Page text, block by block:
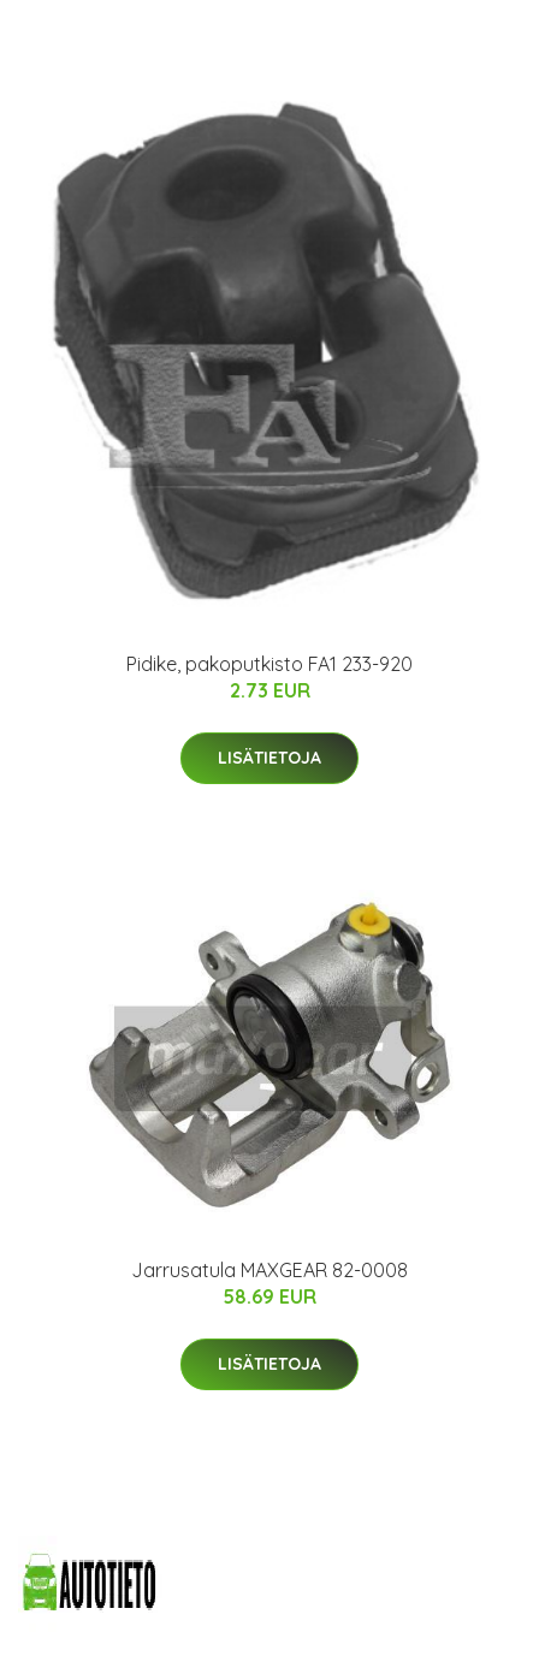
Pidike, pakoputkisto FA1 233-920
2.73 EUR
LISÄTIETOJA
Jarrusatula MAXGEAR 82-0008
58.69 EUR
LISÄTIETOJA